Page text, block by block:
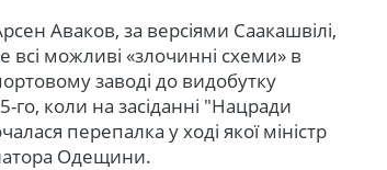
Аваков, за версіями Саакашвілі,
можливі «злочинні схеми» в
заводі до видобутку
коли на засіданні "Нацради
перепалка у ході якої міністр
Одещини.